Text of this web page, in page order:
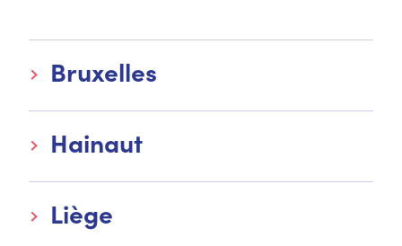
Bruxelles
Hainaut
Liège